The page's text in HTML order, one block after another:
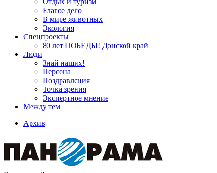
Отдых и туризм
Благое дело
В мире животных
Экология
Спецпроекты
80 лет ПОБЕДЫ! Донской край
Люди
Знай наших!
Персона
Поздравления
Точка зрения
Экспертное мнение
Между тем
Архив